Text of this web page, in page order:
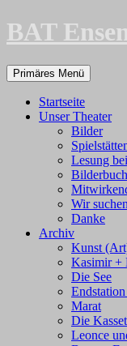
Zum
Inhalt
BAT
Suchen
Primäres Menü
Startseite
Unser Theater
Bilder
Lesung
Wir
Danke
Archiv
Kunst
Kasimir +
Die See
Marat
Die
Leonce